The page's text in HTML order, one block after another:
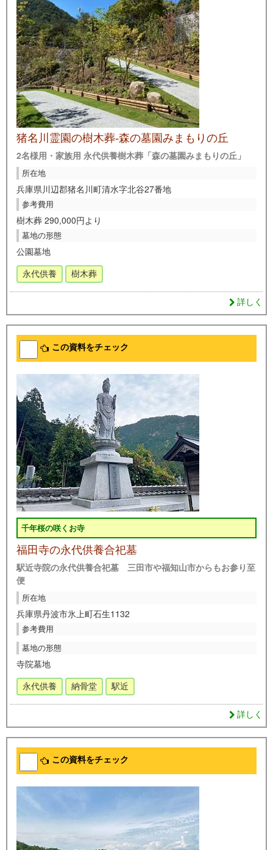
猪名川霊園の樹木葬-森の墓園みまもりの丘
2名様用・家族用 永代供養樹木葬「森の墓園みまもりの丘」
所在地
兵庫県川辺郡猪名川町清水字北谷27番地
参考費用
樹木葬 290,000円より
墓地の形態
公園墓地
永代供養 樹木葬
詳しく
この資料をチェック
千年桜の咲くお寺
福田寺の永代供養合祀墓
駅近寺院の永代供養合祀墓 三田市や福知山市からもお参り至
便
所在地
兵庫県丹波市氷上町石生1132
参考費用
墓地の形態
寺院墓地
永代供養 納骨堂 駅近
詳しく
この資料をチェック